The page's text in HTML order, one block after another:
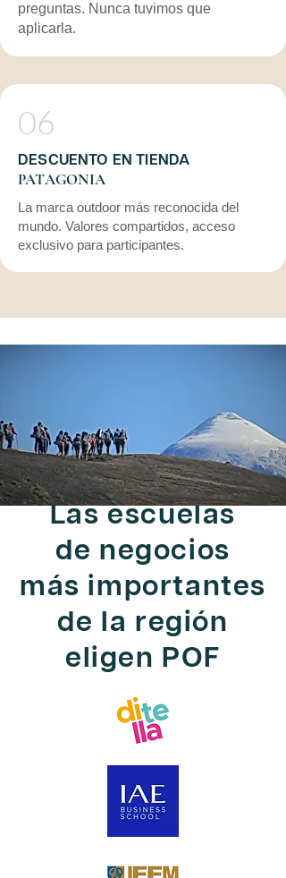
preguntas. Nunca tuvimos que
aplicarla.
06
DESCUENTO EN TIENDA
PATAGONIA
La marca outdoor más reconocida del
mundo. Valores compartidos, acceso
exclusivo para participantes.
Las escuelas
de negocios
más importantes
de la región
eligen POF